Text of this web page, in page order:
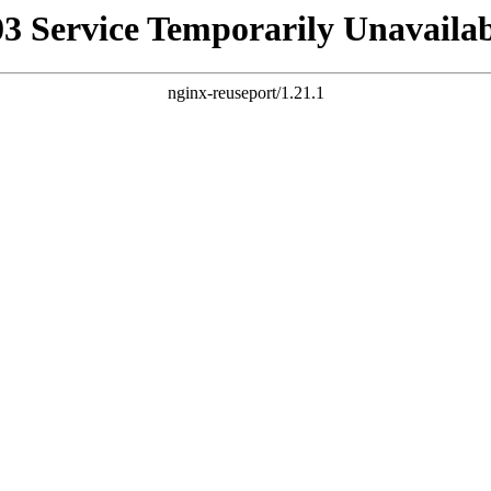
Service Temporarily
nginx-reuseport/1.21.1